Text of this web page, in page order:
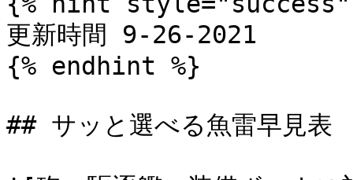
更新時間 9-26-2021
{% endhint %}
## サッと選べる魚雷早見表